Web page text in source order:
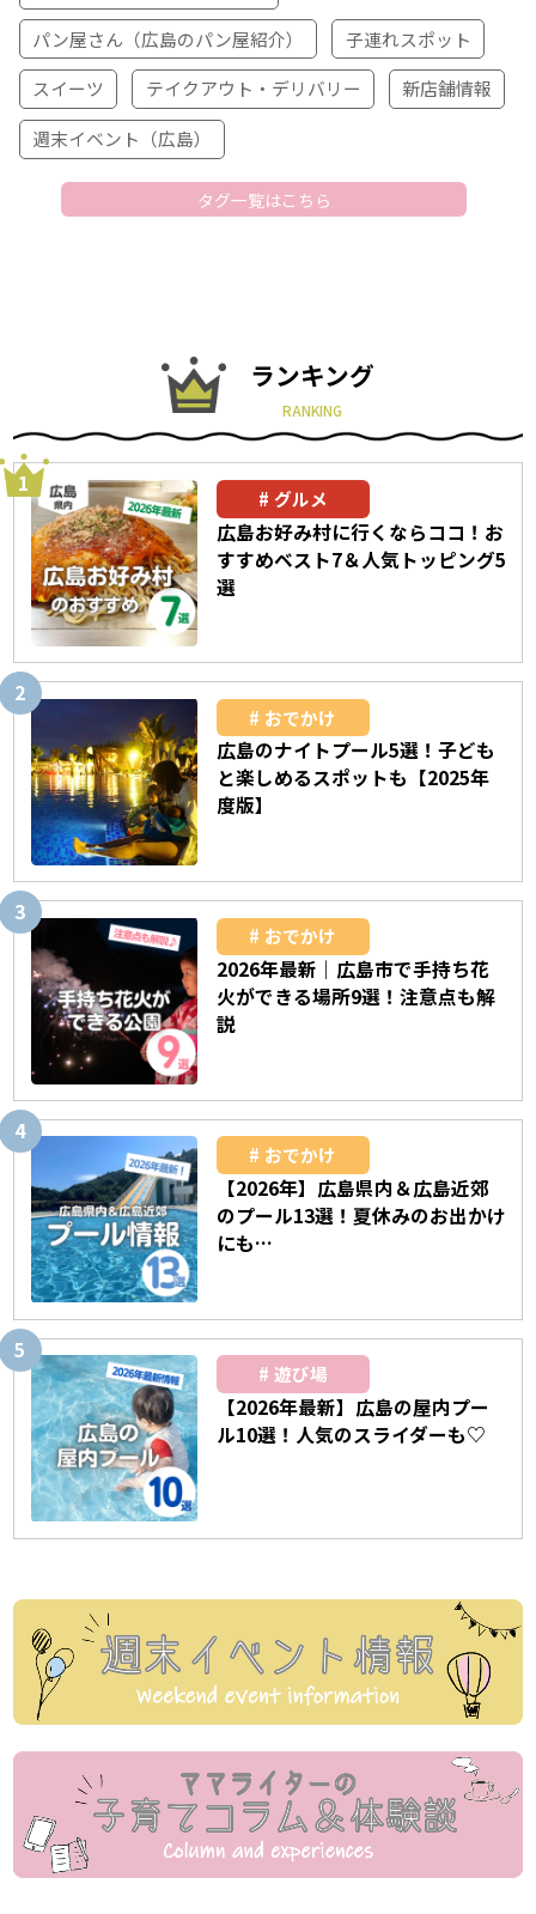
パン屋さん（広島のパン屋紹介）
子連れスポット
スイーツ
テイクアウト・デリバリー
新店舗情報
週末イベント（広島）
タグ一覧はこちら
ランキング
RANKING
グルメ
広島お好み村に行くならココ！お
すすめベスト7＆人気トッピング5
選
おでかけ
広島のナイトプール5選！子ども
と楽しめるスポットも【2025年
度版】
おでかけ
2026年最新｜広島市で手持ち花
火ができる場所9選！注意点も解
説
おでかけ
【2026年】広島県内＆広島近郊
のプール13選！夏休みのお出かけ
にも…
遊び場
【2026年最新】広島の屋内プー
ル10選！人気のスライダーも♡